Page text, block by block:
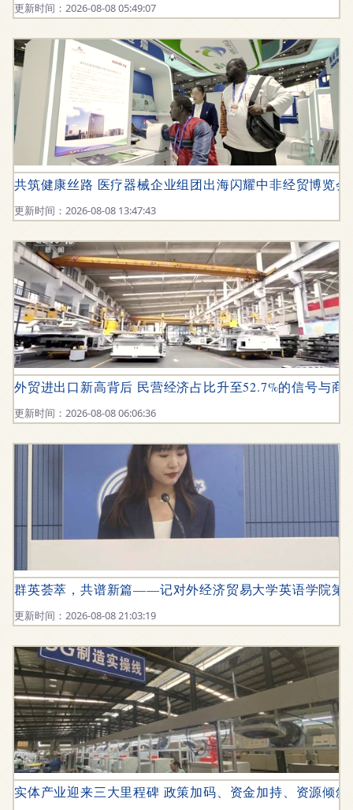
更新时间：2026-08-08 05:49:07
共筑健康丝路 医疗器械企业组团出海闪耀中非经贸博览会
更新时间：2026-08-08 13:47:43
外贸进出口新高背后 民营经济占比升至52.7%的信号与商
更新时间：2026-08-08 06:06:36
群英荟萃，共谱新篇——记对外经济贸易大学英语学院第
更新时间：2026-08-08 21:03:19
实体产业迎来三大里程碑 政策加码、资金加持、资源倾